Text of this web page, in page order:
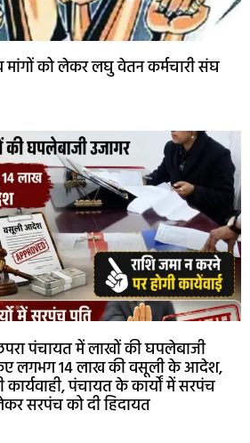
मांगों को लेकर लघु वेतन कर्मचारी संघ
पंचायत में लाखों की घपलेबाजी
लगभग 14 लाख की वसूली के आदेश,
कार्यवाही, पंचायत के कार्यों में सरपंच
सरपंच को दी हिदायत